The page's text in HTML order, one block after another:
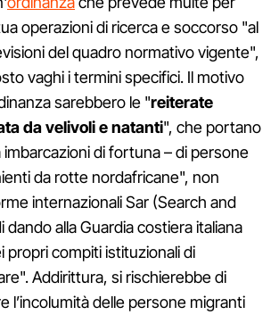
operazioni di ricerca e soccorso "al
del quadro normativo vigente",
vaghi i termini specifici. Il motivo
sarebbero le "reiterate
da velivoli e natanti", che portano
imbarcazioni di fortuna – di persone
da rotte nordafricane", non
internazionali Sar (Search and
dando alla Guardia costiera italiana
propri compiti istituzionali di
Addirittura, si rischierebbe di
l’incolumità delle persone migranti